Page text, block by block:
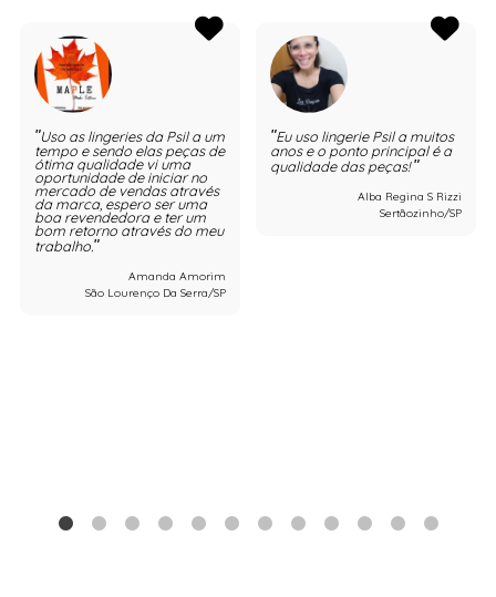
Uso as lingeries da Psil a um
tempo e sendo elas peças de
ótima qualidade vi uma
oportunidade de iniciar no
mercado de vendas através
da marca, espero ser uma
boa revendedora e ter um
bom retorno através do meu
trabalho.
Amanda Amorim
São Lourenço Da Serra/SP
Eu uso lingerie Psil a muitos
anos e o ponto principal é a
qualidade das peças!
Alba Regina S Rizzi
Sertãozinho/SP